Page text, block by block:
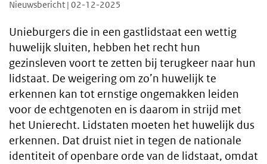
Nieuwsbericht | 02-12-2025
Unieburgers die in een gastlidstaat een wettig
huwelijk sluiten, hebben het recht hun
gezinsleven voort te zetten bij terugkeer naar hun
lidstaat. De weigering om zo’n huwelijk te
erkennen kan tot ernstige ongemakken leiden
voor de echtgenoten en is daarom in strijd met
het Unierecht. Lidstaten moeten het huwelijk dus
erkennen. Dat druist niet in tegen de nationale
identiteit of openbare orde van de lidstaat, omdat